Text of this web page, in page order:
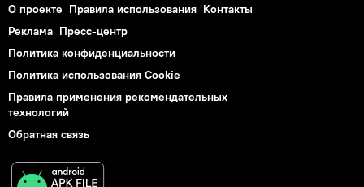
О проекте Правила использования Контакты
Реклама Пресс-центр
Политика конфиденциальности
Политика использования Cookie
Правила применения рекомендательных
технологий
Обратная связь